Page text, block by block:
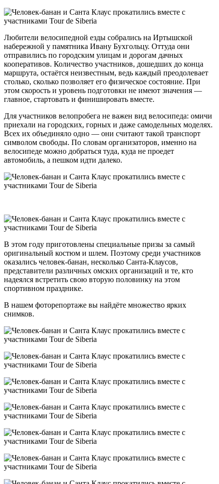
Любители велосипедной езды собрались на Иртышской
набережной у памятника Ивану Бухгольцу. Оттуда они
отправились по городским улицам и дорогам дачных
кооперативов. Количество участников, дошедших до конца
маршрута, остаётся неизвестным, ведь каждый преодолевает
столько, сколько позволяет его физическое состояние. При
этом скорость и уровень подготовки не имеют значения —
главное, стартовать и финишировать вместе.
Для участников велопробега не важен вид велосипеда: омичи
приехали на городских, горных и даже самодельных моделях.
Всех их объединяло одно — они считают такой транспорт
символом свободы. По словам организаторов, именно на
велосипеде можно добраться туда, куда не проедет
автомобиль, а пешком идти далеко.
В этом году приготовлены специальные призы за самый
оригинальный костюм и шлем. Поэтому среди участников
оказались человек-банан, несколько Санта-Клаусов,
представители различных омских организаций и те, кто
надеялся встретить свою вторую половинку на этом
спортивном празднике.
В нашем фоторепортаже вы найдёте множество ярких
снимков.